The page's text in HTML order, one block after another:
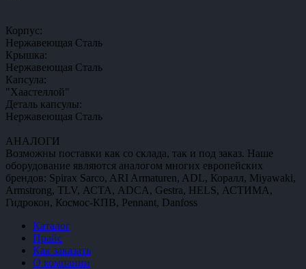
Корпус:
Нержавеющая Сталь
Крышка:
Нержавеющая Сталь
Капсула:
"Хaастеллой"
Деталь капсулы:
Нержавеющая Сталь
АНАЛОГИ
Возможны поставки как со склада, так и под заказ. Наше
оборудование являются аналогом многих европейских
брендов: Spirax Sarco, ARI Armaturen, ADL, Коралл, Miyawaki,
Armstrong, TLV, АСТА, ADCA, Gestra, HELS, АСТИМА,
Гидрокон, Космос-КПВ, Pennant, Danfoss
Каталог
Прайс
Как заказать
О компании